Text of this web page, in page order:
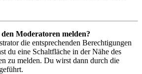
Moderatoren melden?
die entsprechenden Berechtigungen
du eine Schaltfläche in der Nähe des
zu melden. Du wirst dann durch die